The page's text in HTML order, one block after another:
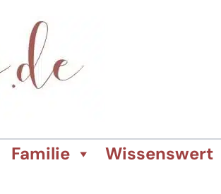
Familie
Wissenswert